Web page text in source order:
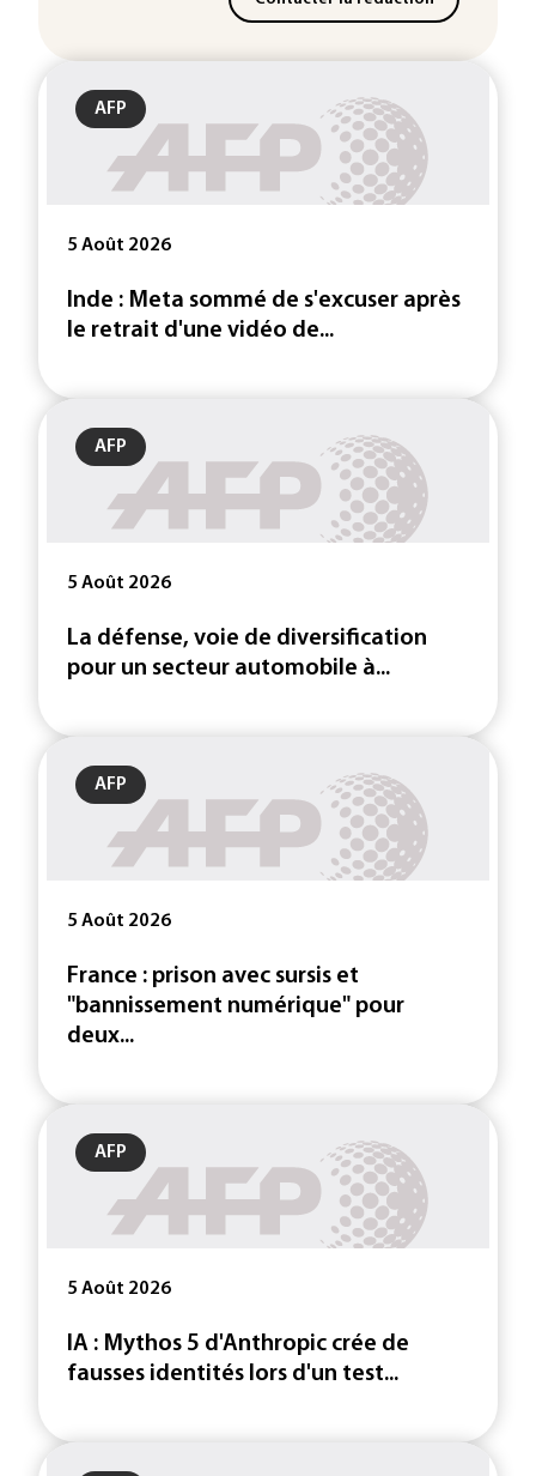
AFP
5 Août 2026
Inde : Meta sommé de s'excuser après
le retrait d'une vidéo de...
AFP
5 Août 2026
La défense, voie de diversification
pour un secteur automobile à...
AFP
5 Août 2026
France : prison avec sursis et
"bannissement numérique" pour
deux...
AFP
5 Août 2026
IA : Mythos 5 d'Anthropic crée de
fausses identités lors d'un test...